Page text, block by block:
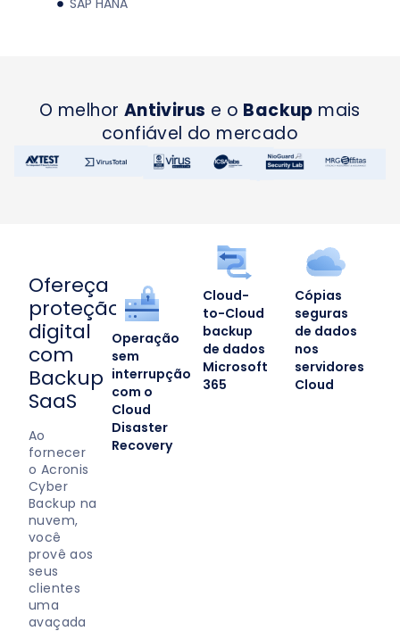
SAP HANA
O melhor Antivirus e o Backup mais
confiável do mercado
Ofereça
proteção
digital
com
Backup
SaaS
Ao
fornecer
o Acronis
Cyber
Backup na
nuvem,
você
provê aos
seus
clientes
uma
avaçada
Operação
sem
interrupção
com o
Cloud
Disaster
Recovery
Cloud-
to-Cloud
backup
de dados
Microsoft
365
Cópias
seguras
de dados
nos
servidores
Cloud